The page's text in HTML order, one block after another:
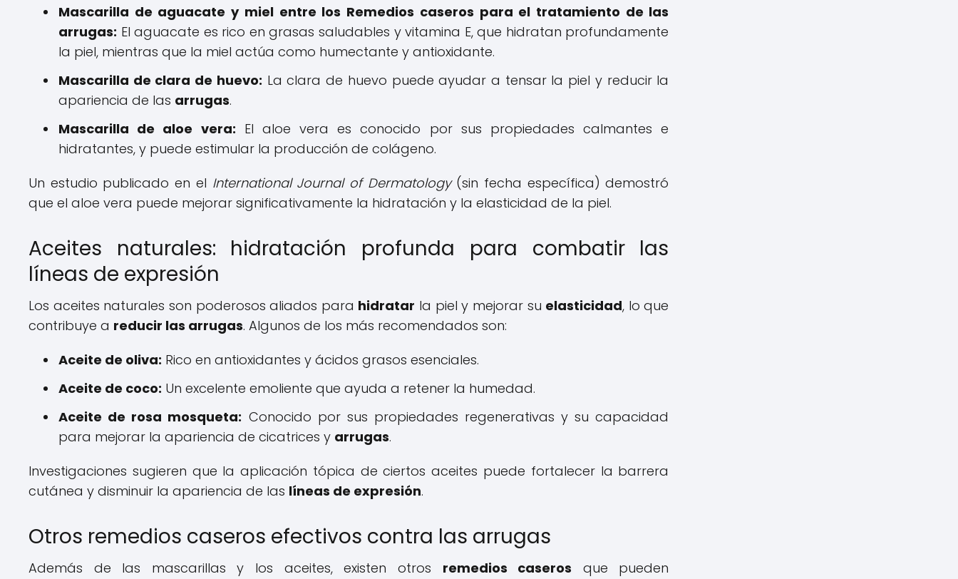
Mascarilla de aguacate y miel entre los Remedios caseros para el tratamiento de las
arrugas: El aguacate es rico en grasas saludables y vitamina E, que hidratan profundamente
la piel, mientras que la miel actúa como humectante y antioxidante.
Mascarilla de clara de huevo: La clara de huevo puede ayudar a tensar la piel y reducir la
apariencia de las arrugas.
Mascarilla de aloe vera: El aloe vera es conocido por sus propiedades calmantes e
hidratantes, y puede estimular la producción de colágeno.
Un estudio publicado en el International Journal of Dermatology(sin fecha específica) demostró
que el aloe vera puede mejorar significativamente la hidratación y la elasticidad de la piel.
Aceites naturales: hidratación profunda para combatir las
líneas de expresión
Los aceites naturales son poderosos aliados para hidratar la piel y mejorar su elasticidad, lo que
contribuye a reducir las arrugas. Algunos de los más recomendados son:
Aceite de oliva: Rico en antioxidantes y ácidos grasos esenciales.
Aceite de coco: Un excelente emoliente que ayuda a retener la humedad.
Aceite de rosa mosqueta: Conocido por sus propiedades regenerativas y su capacidad
para mejorar la apariencia de cicatrices y arrugas.
Investigaciones sugieren que la aplicación tópica de ciertos aceites puede fortalecer la barrera
cutánea y disminuir la apariencia de las líneas de expresión.
Otros remedios caseros efectivos contra las arrugas
Además de las mascarillas y los aceites, existen otros remedios caseros que pueden